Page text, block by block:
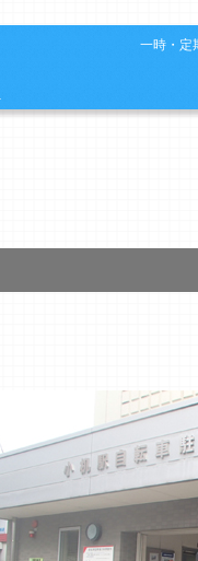
一時・定